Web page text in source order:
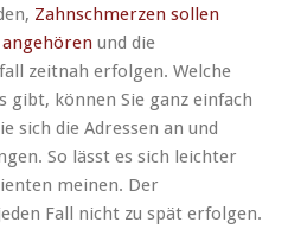
Zahnschmerzen sollen
und die
zeitnah erfolgen. Welche
gibt, können Sie ganz einfach
sich die Adressen an und
So lässt es sich leichter
meinen. Der
Fall nicht zu spät erfolgen.